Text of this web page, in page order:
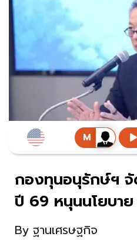
กองทุนอนุรักษ์ฯ
ปี 69 หนุนนโยบา
By ฐานเศรษฐกิจ